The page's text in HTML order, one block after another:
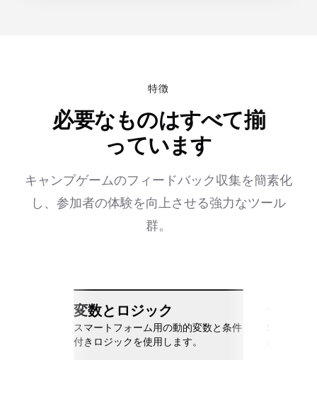
特徴
必要なものはすべて揃
っています
キャンプゲームのフィードバック収集を簡素化
し、参加者の体験を向上させる強力なツール
群。
変数とロジック
スマートフォーム用の動的変数と条件
付きロジックを使用します。